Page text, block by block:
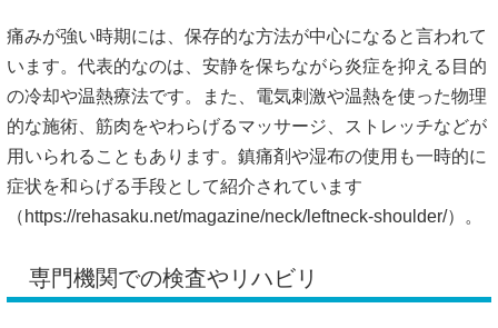
痛みが強い時期には、保存的な方法が中心になると言われて
います。代表的なのは、安静を保ちながら炎症を抑える目的
の冷却や温熱療法です。また、電気刺激や温熱を使った物理
的な施術、筋肉をやわらげるマッサージ、ストレッチなどが
用いられることもあります。鎮痛剤や湿布の使用も一時的に
症状を和らげる手段として紹介されています
（ https://rehasaku.net/magazine/neck/leftneck-shoulder/）。
専門機関での検査やリハビリ